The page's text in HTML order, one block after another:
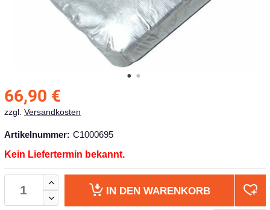
66,90 €
zzgl. Versandkosten
Artikelnummer: C1000695
Kein Liefertermin bekannt.
IN DEN WARENKORB